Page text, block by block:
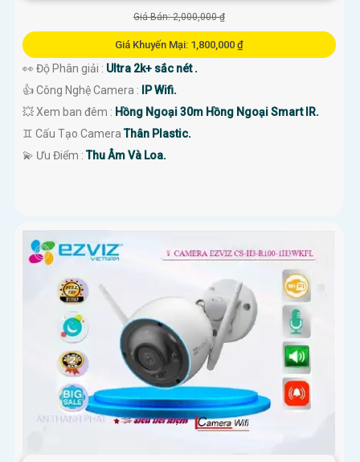
Giá Bán: 2,000,000 ₫
Giá Khuyến Mại: 1,800,000 ₫
👀 Độ Phân giải : Ultra 2k+ sắc nét .
👍 Công Nghệ Camera :
IP Wifi.
💥 Xem ban đêm : Hồng Ngoại 30m Hồng Ngoại Smart IR.
♊ Cấu Tạo CameraThân Plastic.
️💫 Ưu Điểm :Thu Âm Và Loa.